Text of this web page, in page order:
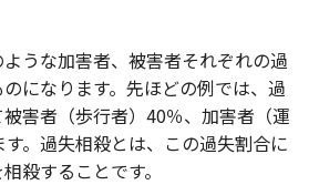
うな加害者、被害者それぞれの過
になります。先ほどの例では、過
害者（歩行者）40％、加害者（運
。過失相殺とは、この過失割合に
殺することです。